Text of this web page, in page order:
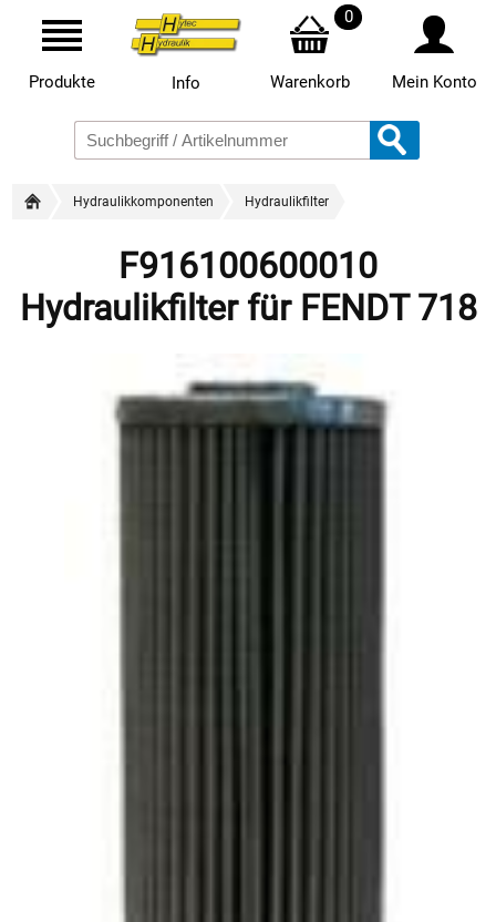
Produkte Info
0
Warenkorb Mein Konto
Hydraulikkomponenten Hydraulikfilter
F916100600010
Hydraulikfilter für FENDT 718